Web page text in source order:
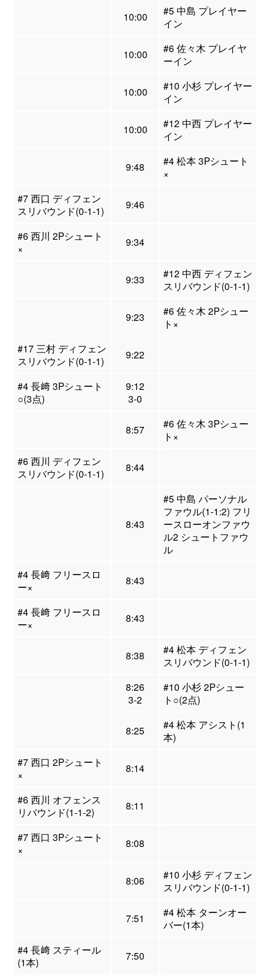
10:00
#5 中島 プレイヤー
イン
10:00
#6 佐々木 プレイヤ
ーイン
10:00
#10 小杉 プレイヤー
イン
10:00
#12 中西 プレイヤー
イン
9:48
#4 松本 3Pシュート
×
#7 西口 ディフェン
スリバウンド(0-1-1)
9:46
#6 西川 2Pシュート
×
9:34
9:33
#12 中西 ディフェン
スリバウンド(0-1-1)
9:23
#6 佐々木 2Pシュー
ト×
#17 三村 ディフェン
スリバウンド(0-1-1)
9:22
#4 長﨑 3Pシュート
○(3点)
9:12
3-0
8:57
#6 佐々木 3Pシュー
ト×
#6 西川 ディフェン
スリバウンド(0-1-1)
8:44
8:43
#5 中島 パーソナル
ファウル(1-1:2) フリ
ースローオンファウ
ル2 シュートファウ
ル
#4 長﨑 フリースロ
ー×
8:43
#4 長﨑 フリースロ
ー×
8:43
8:38
#4 松本 ディフェン
スリバウンド(0-1-1)
8:26
3-2
#10 小杉 2Pシュー
ト○(2点)
8:25
#4 松本 アシスト(1
本)
#7 西口 2Pシュート
×
8:14
#6 西川 オフェンス
リバウンド(1-1-2)
8:11
#7 西口 3Pシュート
×
8:08
8:06
#10 小杉 ディフェン
スリバウンド(0-1-1)
7:51
#4 松本 ターンオー
バー(1本)
#4 長﨑 スティール
(1本)
7:50